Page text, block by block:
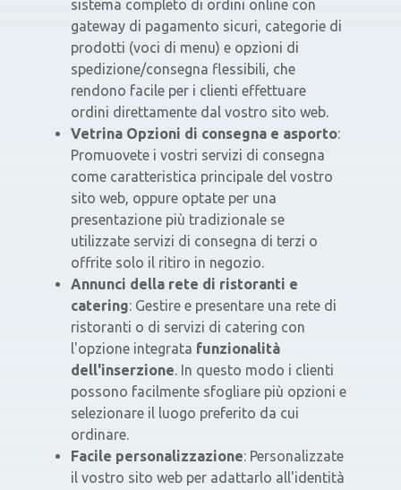
sistema completo di ordini online con
gateway di pagamento sicuri, categorie di
prodotti (voci di menu) e opzioni di
spedizione/consegna flessibili, che
rendono facile per i clienti effettuare
ordini direttamente dal vostro sito web.
Vetrina Opzioni di consegna e asporto:
Promuovete i vostri servizi di consegna
come caratteristica principale del vostro
sito web, oppure optate per una
presentazione più tradizionale se
utilizzate servizi di consegna di terzi o
offrite solo il ritiro in negozio.
Annunci della rete di ristoranti e
catering: Gestire e presentare una rete di
ristoranti o di servizi di catering con
l'opzione integrata funzionalità
dell'inserzione. In questo modo i clienti
possono facilmente sfogliare più opzioni e
selezionare il luogo preferito da cui
ordinare.
Facile personalizzazione: Personalizzate
il vostro sito web per adattarlo all'identità